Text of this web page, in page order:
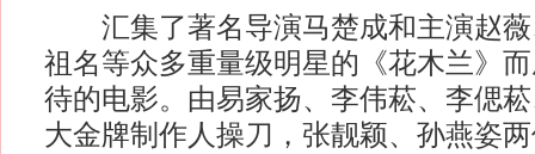
汇集了著名导演马楚成和主演赵薇
祖名等众多重量级明星的《花木兰》
待的电影。由易家扬、李伟菘、李偲
大金牌制作人操刀，张靓颖、孙燕姿